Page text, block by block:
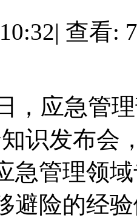
| 查看:
，应急管
识发布会
急管理领
避险的经